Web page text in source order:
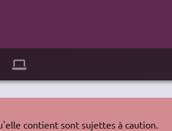
contient sont sujettes à caution.